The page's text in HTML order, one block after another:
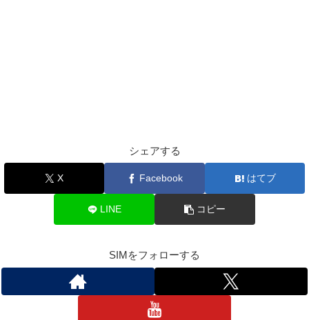
シェアする
X Facebook はてブ
LINE コピー
SIMをフォローする